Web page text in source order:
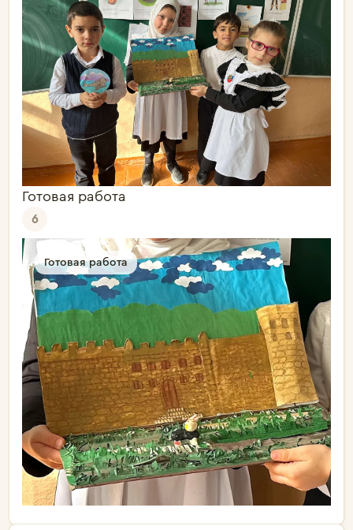
Готовая работа
6
Готовая работа